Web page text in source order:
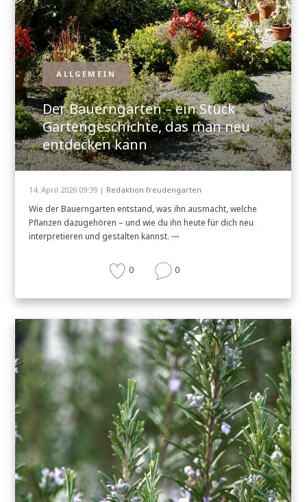
ALLGEMEIN
Der Bauerngarten – ein Stück
Gartengeschichte, das man neu
entdecken kann
14. April 2026 09:39 | Redaktion freudengarten
Wie der Bauerngarten entstand, was ihn ausmacht, welche
Pflanzen dazugehören – und wie du ihn heute für dich neu
interpretieren und gestalten kannst.
0 0